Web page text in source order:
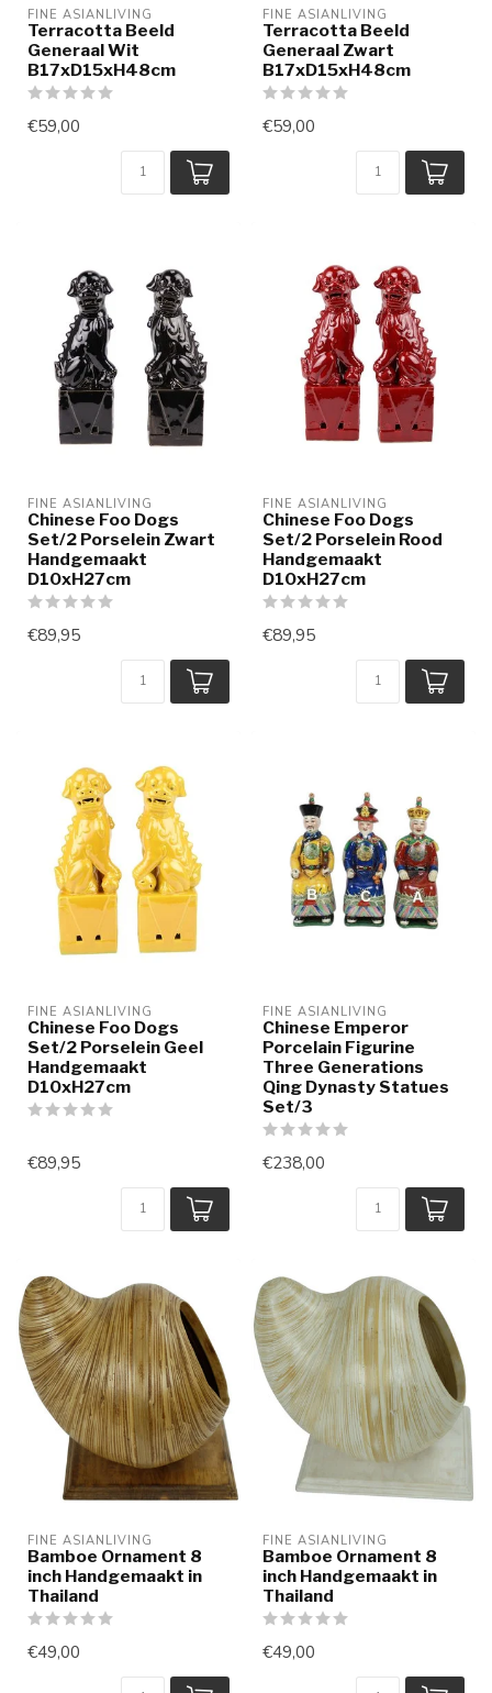
FINE ASIANLIVING
Terracotta Beeld
Generaal Wit
B17xD15xH48cm
€59,00
FINE ASIANLIVING
Terracotta Beeld
Generaal Zwart
B17xD15xH48cm
€59,00
FINE ASIANLIVING
Chinese Foo Dogs
Set/2 Porselein Zwart
Handgemaakt
D10xH27cm
€89,95
FINE ASIANLIVING
Chinese Foo Dogs
Set/2 Porselein Rood
Handgemaakt
D10xH27cm
€89,95
FINE ASIANLIVING
Chinese Foo Dogs
Set/2 Porselein Geel
Handgemaakt
D10xH27cm
€89,95
FINE ASIANLIVING
Chinese Emperor
Porcelain Figurine
Three Generations
Qing Dynasty Statues
Set/3
€238,00
FINE ASIANLIVING
Bamboe Ornament 8
inch Handgemaakt in
Thailand
€49,00
FINE ASIANLIVING
Bamboe Ornament 8
inch Handgemaakt in
Thailand
€49,00